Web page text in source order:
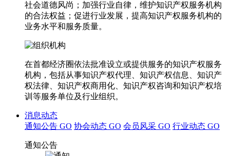
社会道德风尚；加强行业自律，维护知识产权服务机构
的合法权益；促进行业发展，提高知识产权服务机构的
业务水平和服务质量。
在首都经济圈依法批准设立或提供服务的知识产权服务
机构，包括从事知识产权代理、知识产权信息、知识产
权法律、知识产权商用化、知识产权咨询和知识产权培
训等服务单位及行业组织。
消息动态
通知公告 GO 协会动态 GO 会员风采 GO 行业动态 GO
通知公告